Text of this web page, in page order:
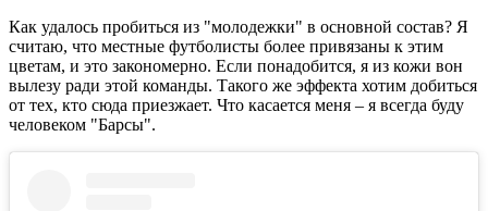
Как удалось пробиться из "молодежки" в основной состав? Я
считаю, что местные футболисты более привязаны к этим
цветам, и это закономерно. Если понадобится, я из кожи вон
вылезу ради этой команды. Такого же эффекта хотим добиться
от тех, кто сюда приезжает. Что касается меня – я всегда буду
человеком "Барсы".